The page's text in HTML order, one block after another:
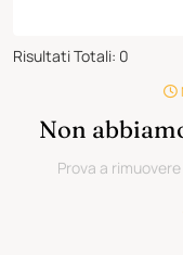
Risultati Totali: 0
Non
Prova a